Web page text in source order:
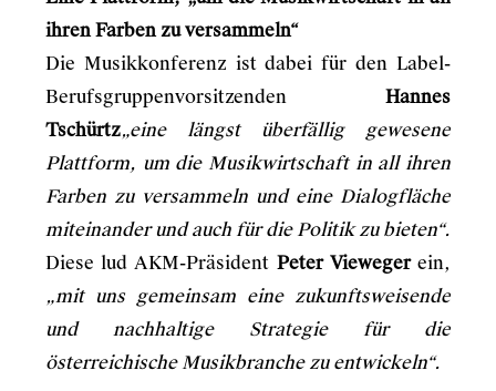
ihren Farben zu versammeln“
Die Musikkonferenz ist dabei für den Label-
Berufsgruppenvorsitzenden Hannes
Tschürtz„eine längst überfällig gewesene
Plattform, um die Musikwirtschaft in all ihren
Farben zu versammeln und eine Dialogfläche
miteinander und auch für die Politik zu bieten“.
Diese lud AKM-Präsident Peter Viewegerein,
„mit uns gemeinsam eine zukunftsweisende
und nachhaltige Strategie für die
österreichische Musikbranche zu entwickeln“.